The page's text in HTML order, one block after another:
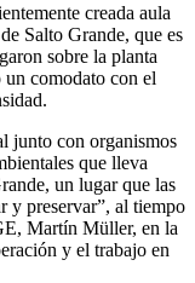
creada aula
Salto Grande, que es
sobre la planta
comodato con el
junto con organismos
que lleva
un lugar que las
y preservar”, al tiempo
Martín Müller, en la
y el trabajo en